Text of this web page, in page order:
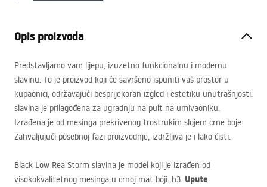
Opis proizvoda
Predstavljamo vam lijepu, izuzetno funkcionalnu i modernu
slavinu. To je proizvod koji će savršeno ispuniti vaš prostor u
kupaonici, održavajući besprijekoran izgled i estetiku unutrašnjosti.
slavina je prilagođena za ugradnju na pult na umivaoniku.
Izrađena je od mesinga prekrivenog trostrukim slojem crne boje.
Zahvaljujući posebnoj fazi proizvodnje, izdržljiva je i lako čisti.
Black Low Rea Storm slavina je model koji je izrađen od
visokokvalitetnog mesinga u crnoj mat boji. h3. Upute